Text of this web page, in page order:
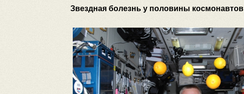
Звездная болезнь у половины космонавтов